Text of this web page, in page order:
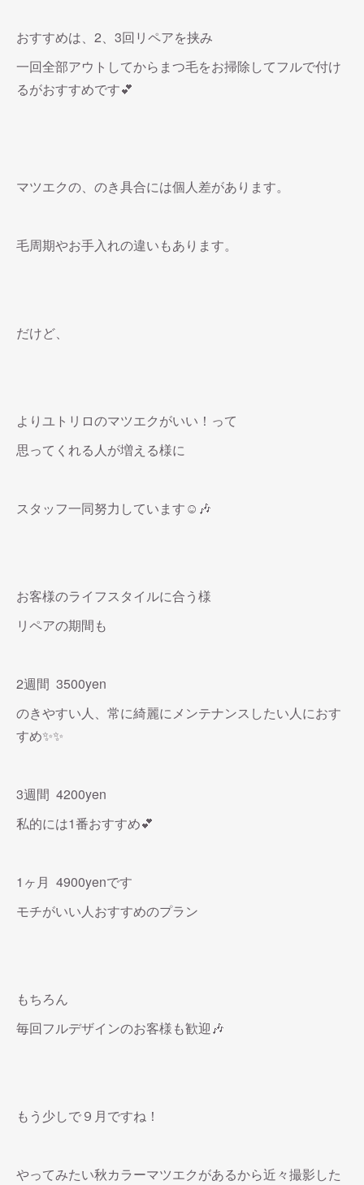
おすすめは、2、3回リペアを挟み
一回全部アウトしてからまつ毛をお掃除してフルで付け
るがおすすめです💕
マツエクの、のき具合には個人差があります。
毛周期やお手入れの違いもあります。
だけど、
よりユトリロのマツエクがいい！って
思ってくれる人が増える様に
スタッフ一同努力しています☺️🎶
お客様のライフスタイルに合う様
リペアの期間も
2週間 3500yen
のきやすい人、常に綺麗にメンテナンスしたい人におす
すめ✨✨
3週間 4200yen
私的には1番おすすめ💕
1ヶ月 4900yenです
モチがいい人おすすめのプラン
もちろん
毎回フルデザインのお客様も歓迎🎶
もう少しで９月ですね！
やってみたい秋カラーマツエクがあるから近々撮影した